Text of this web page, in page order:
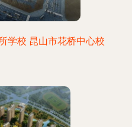
学校 昆山市花桥中心校